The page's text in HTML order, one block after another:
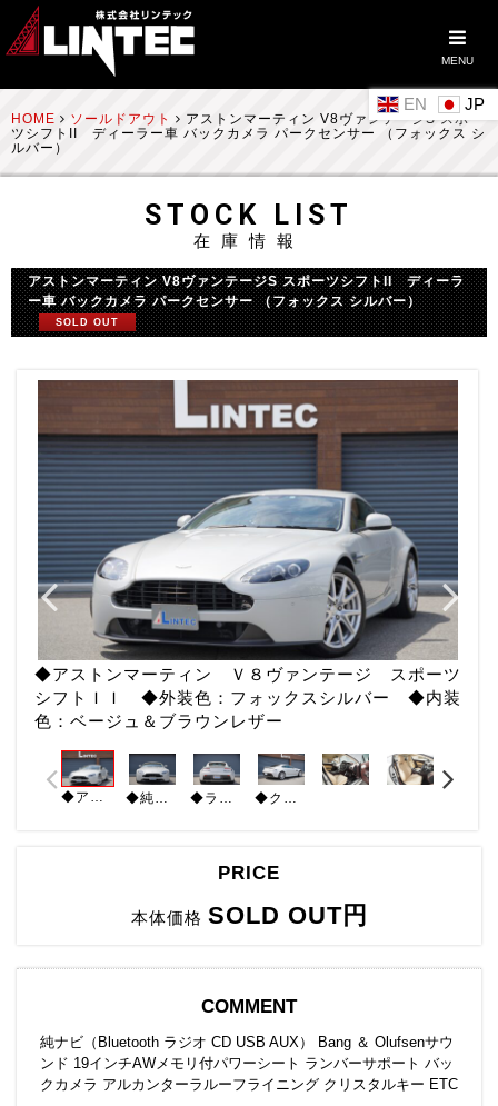
MENU
EN
HOME ソールドアウト
アストンマーティン V8ヴァンテージS スポー
ツシフトII ディーラー車 バックカメラ パークセンサー （フォックス シ
ルバー）
STOCK LIST
在庫情報
アストンマーティン V8ヴァンテージS スポーツシフトII ディーラ
ー車 バックカメラ パークセンサー （フォックス シルバー）
SOLD OUT
◆アストンマーティン Ｖ８ヴァンテージ スポーツ
シフトＩＩ ◆外装色：フォックスシルバー ◆内装
色：ベージュ＆ブラウンレザー
◆アストンマーティン Ｖ８ヴァンテージ スポーツシフトＩＩ ◆外装色：フォックスシルバー ◆内装色：ベージュ＆ブラウンレザー ◆純正ナビ（Ｂｌｕｅｔｏｏｔｈ、ラジオ ＣＤ ＵＳＢ ＡＵＸ） ◆前後パークセンサー ◆メモリ付パワーシート ◆ランバーサポート ◆バックカメラ ◆アルカンターラルーフライニング ◆フロアマット ◆サイドシルプレート ◆クリスタルキー ◆バング＆オルフセンインフォテイメントシステム ◆純正１９インチアルミホイール ◆スワンドア
PRICE
本体価格 SOLD OUT円
COMMENT
純ナビ（Bluetooth ラジオ CD USB AUX） Bang ＆ Olufsenサウ
ンド 19インチAWメモリ付パワーシート ランバーサポート バッ
クカメラ アルカンターラルーフライニング クリスタルキー ETC